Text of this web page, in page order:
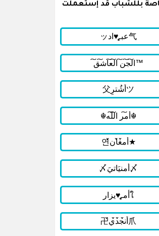
بللشباب قد إستعملت